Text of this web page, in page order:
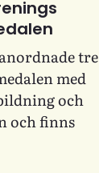
tre
med
och
och finns